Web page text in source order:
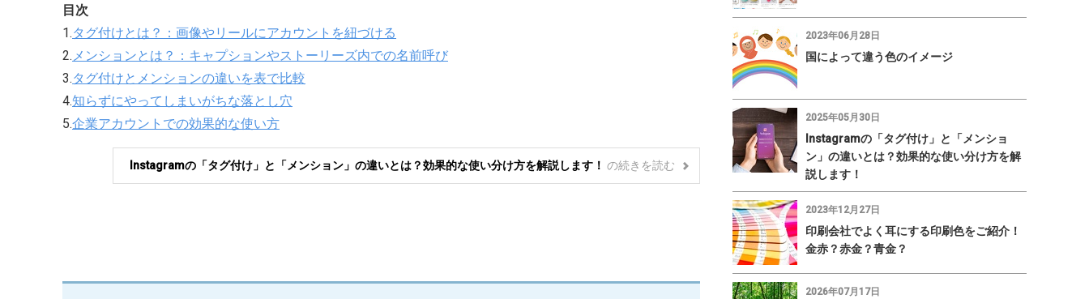
目次
1.タグ付けとは？：画像やリールにアカウントを紐づける
2.メンションとは？：キャプションやストーリーズ内での名前呼び
3.タグ付けとメンションの違いを表で比較
4.知らずにやってしまいがちな落とし穴
5.企業アカウントでの効果的な使い方
Instagramの「タグ付け」と「メンション」の違いとは？効果的な使い分け方を解説します！ の続きを読む
2023年06月28日
国によって違う色のイメージ
2025年05月30日
Instagramの「タグ付け」と「メンショ
ン」の違いとは？効果的な使い分け方を解
説します！
2023年12月27日
印刷会社でよく耳にする印刷色をご紹介！
金赤？赤金？青金？
2026年07月17日